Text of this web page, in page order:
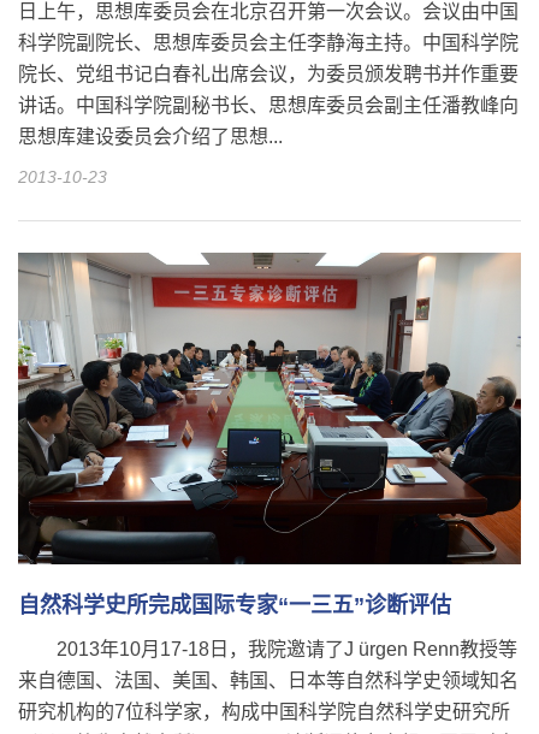
日上午，思想库委员会在北京召开第一次会议。会议由中国
科学院副院长、思想库委员会主任李静海主持。中国科学院
院长、党组书记白春礼出席会议，为委员颁发聘书并作重要
讲话。中国科学院副秘书长、思想库委员会副主任潘教峰向
思想库建设委员会介绍了思想...
2013-10-23
自然科学史所完成国际专家“一三五”诊断评估
2013年10月17-18日，我院邀请了J ürgen Renn教授等
来自德国、法国、美国、韩国、日本等自然科学史领域知名
研究机构的7位科学家，构成中国科学院自然科学史研究所